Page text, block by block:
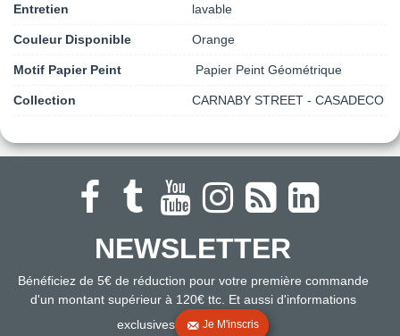
Entretien lavable
Couleur Disponible Orange
Motif Papier Peint Papier Peint Géométrique
Collection CARNABY STREET - CASADECO
NEWSLETTER
Bénéficiez de 5€ de réduction pour votre première commande
d'un montant supérieur à 120€ ttc. Et aussi d'informations
exclusives
Je M'inscris